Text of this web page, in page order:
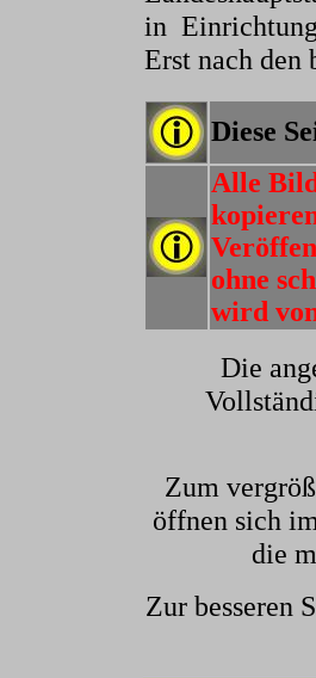
in
Erst nach den
Diese
Alle
ohne
wird
Die
Zum
öffnen sich
die
Zur besseren